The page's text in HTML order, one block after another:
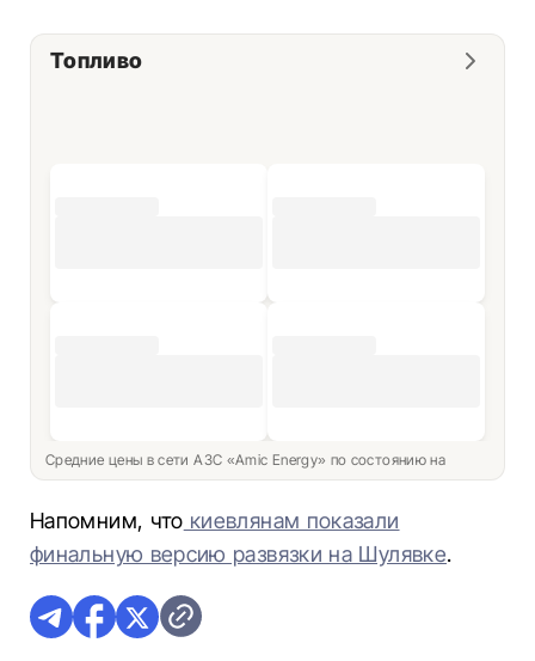
Топливо
Средние цены в сети АЗС «Amic Energy» по состоянию на
Напомним, что киевлянам показали
финальную версию развязки на Шулявке.